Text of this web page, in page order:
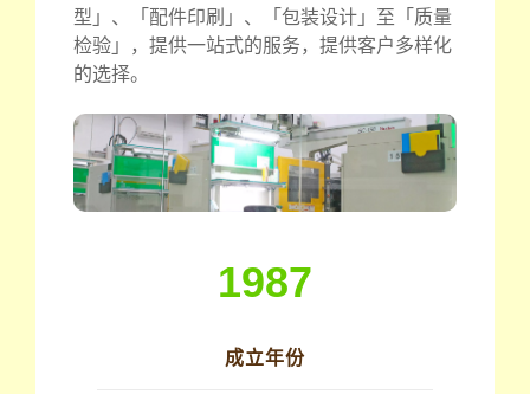
型」、「配件印刷」、「包装设计」至「质量
检验」，提供一站式的服务，提供客户多样化
的选择。
1987
成立年份